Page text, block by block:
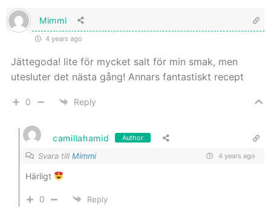
Mimmi
4 years ago
Jättegoda! lite för mycket salt för min smak, men
utesluter det nästa gång! Annars fantastiskt recept
0 Reply
camillahamid Author
Svara till Mimmi 4 years ago
Härligt
0 Reply